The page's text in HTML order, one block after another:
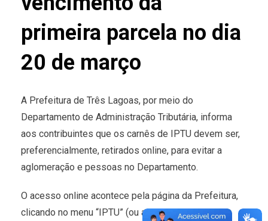
primeira parcela no dia
20 de março
A Prefeitura de Três Lagoas, por meio do
Departamento de Administração Tributária, informa
aos contribuintes que os carnês de IPTU devem ser,
preferencialmente, retirados online, para evitar a
aglomeração e pessoas no Departamento.
O acesso online acontece pela página da Prefeitura,
clicando no menu “IPTU” (ou acessando direto